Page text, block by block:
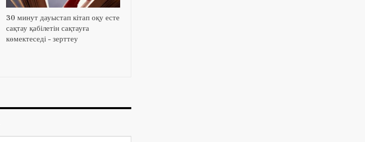
30 минут дауыстап кітап оқу есте
сақтау қабілетін сақтауға
көмектеседі – зерттеу